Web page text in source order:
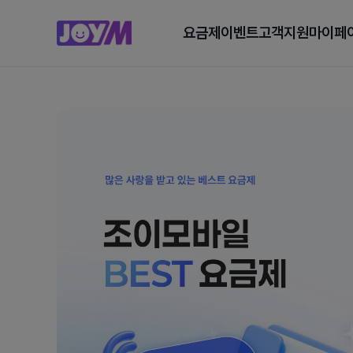
요금제 이벤트고객지원마이페